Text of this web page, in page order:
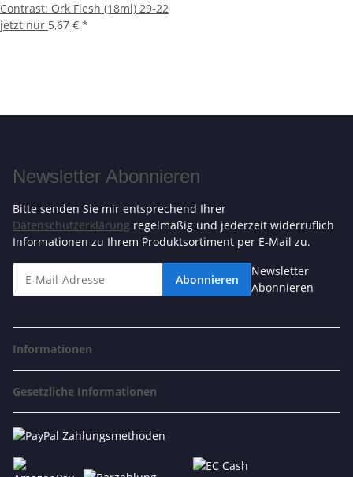
Contrast: Ork Flesh (18ml) 29-22
jetzt nur 5,67 € *
Newsletter Abonnieren
Bitte senden Sie mir entsprechend Ihrer
Datenschutzerklärung regelmäßig und jederzeit widerruflich
Informationen zu Ihrem Produktsortiment per E-Mail zu.
Abonnieren
Newsletter
Abonnieren
Informationen
Gesetzliche Informationen